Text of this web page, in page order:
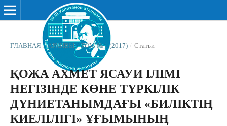
ГЛАВНАЯ / АРХИВЫ / ТОМ № 1 (2017) / Статьи
ҚОЖА АХМЕТ ЯСАУИ ІЛІМІ
НЕГІЗІНДЕ КӨНЕ ТҮРКІЛІК
ДҮНИЕТАНЫМДАҒЫ «БИЛІКТІҢ
КИЕЛІЛІГІ» ҰҒЫМЫНЫҢ